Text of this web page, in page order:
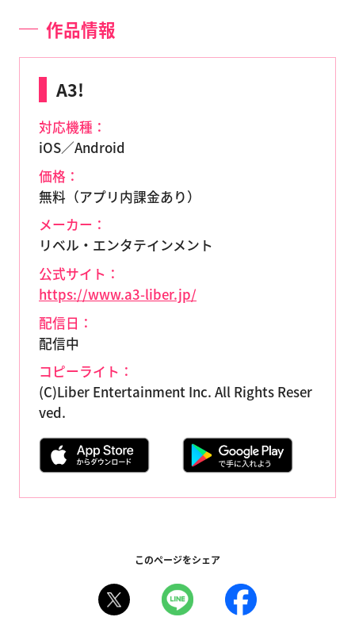
作品情報
A3!
対応機種：
iOS／Android
価格：
無料（アプリ内課金あり）
メーカー：
リベル・エンタテインメント
公式サイト：
https://www.a3-liber.jp/
配信日：
配信中
コピーライト：
(C)Liber Entertainment Inc. All Rights Reser
ved.
このページをシェア